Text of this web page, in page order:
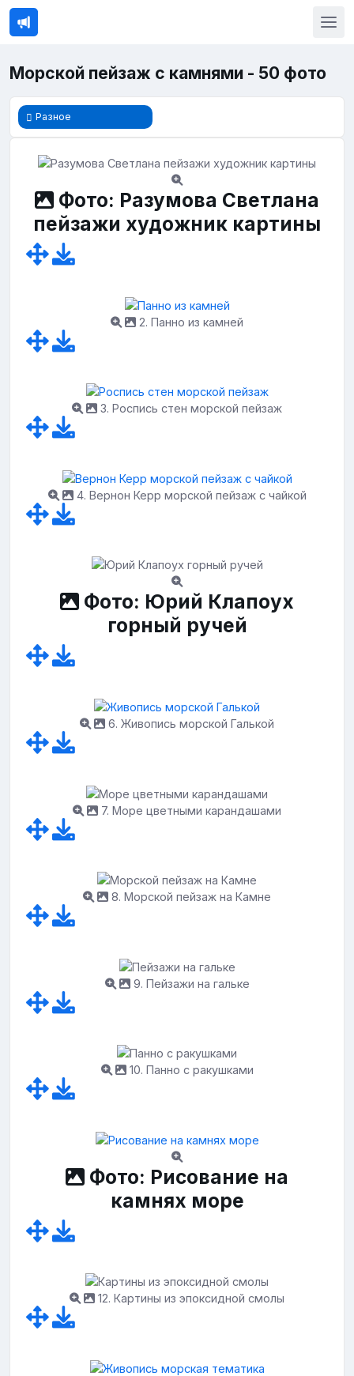
Морской пейзаж с камнями - 50 фото
Разное
Фото: Разумова Светлана
пейзажи художник картины
2. Панно из камней
3. Роспись стен морской пейзаж
4. Вернон Керр морской пейзаж с чайкой
Фото: Юрий Клапоух
горный ручей
6. Живопись морской Галькой
7. Море цветными карандашами
8. Морской пейзаж на Камне
9. Пейзажи на гальке
10. Панно с ракушками
Фото: Рисование на
камнях море
12. Картины из эпоксидной смолы